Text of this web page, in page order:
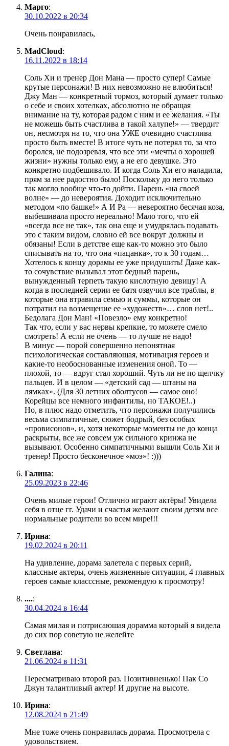
Марго:
30.10.2022 в 20:34
Очень понравилась,
MadCloud:
16.11.2022 в 18:14
Соль Хи и тренер Дон Мана — просто супер! Самые
крутые персонажи! В них невозможно не влюбиться!
Джу Ман — конкретный тормоз, который думает только
о себе и своих хотелках, абсолютно не обращая
внимание на ту, которая радом с ним и ее желания. «Ты
не можешь быть счастлива в такой халупе!» — твердит
он, несмотря на то, что она УЖЕ очевидно счастлива
просто быть вместе! В итоге чуть не потерял то, за что
боролся, не подозревая, что все эти «мечты о хорошей
жизни» нужны только ему, а не его девушке. Это
конкретно подбешивало. И когда Соль Хи его наладила,
прям за нее радостно было! Поскольку до него только
так могло вообще что-то дойти. Парень «на своей
волне» — до невероятия. Доходит исключительно
методом «по башке!» А И Ра — невероятно бесячая коза,
выбешивала просто нереально! Мало того, что ей
«всегда все не так», так она еще и умудрялась подавать
это с таким видом, словно ей все вокруг должны и
обязаны! Если в детстве еще как-то можно это было
списывать на то, что она «пацанка», то к 30 годам…
Хотелось к концу дорамы ее уже придушить! Даже как-
то сочувствие вызывал этот бедный парень,
вынужденный терпеть такую кислотную девицу! А
когда в последней серии ее батя озвучил все траблы, в
которые она втравила семью и суммы, которые он
потратил на возмещение ее «художеств»… слов нет!..
Бедолага Дон Ман! «Повезло» ему конкретно!
Так что, если у вас нервы крепкие, то можете смело
смотреть! А если не очень — то лучше не надо!
В минус — порой совершенно непонятная
психологическая составляющая, мотивация героев и
какие-то необоснованные изменения оной. То —
плохой, то — вдруг стал хороший. Чуть ли не по щелчку
пальцев. И в целом — «детский сад — штаны на
лямках». (Для 30 летних оболтусов — самое оно!
Корейцы все немного инфантилы, но ТАКОЕ!..)
Но, в плюс надо отметить, что персонажи получились
весьма симпатичные, сюжет бодрый, без особых
«провисонов», и, хотя некоторые моменты не до конца
раскрыты, все же совсем уж сильного кринжа не
вызывают. Особенно симпатичными вышли Соль Хи и
тренер! Просто бесконечное «моэ»! :)))
Галина:
25.09.2023 в 22:46
Очень милые герои! Отлично играют актёры! Увидела
себя в отце гг. Удачи и счастья желают своим детям все
нормальные родители во всем мире!!!
Ирина:
19.02.2024 в 20:11
На удивление, дорама залетела с первых серий,
классные актеры, очень жизненные ситуации, 4 главных
героев самые класссные, рекомендую к просмотру!
....:
30.04.2024 в 16:44
Самая милая и потрисаюшая дорамма который я видела
до сих пор советую не желейте
Светлана:
21.06.2024 в 11:31
Пересматриваю второй раз. Позитивненько! Пак Со
Джун талантливый актер! И другие на высоте.
Ирина:
12.08.2024 в 21:49
Мне тоже очень понравилась дорама. Просмотрела с
удовольствием.